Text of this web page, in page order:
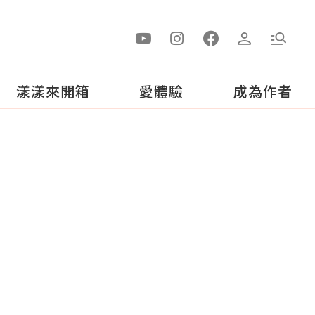
漾漾來開箱 愛體驗 成為作者